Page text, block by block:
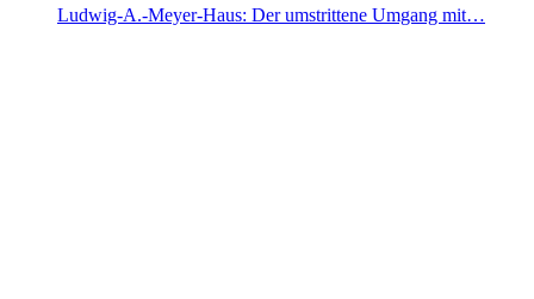
Ludwig-A.-Meyer-Haus: Der umstrittene Umgang mit…